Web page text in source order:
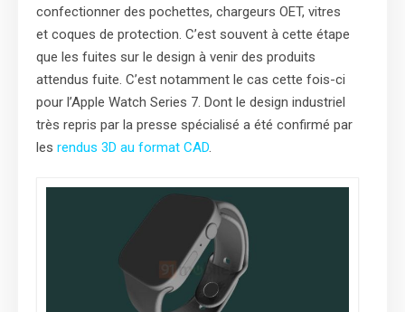
confectionner des pochettes, chargeurs OET, vitres
et coques de protection. C’est souvent à cette étape
que les fuites sur le design à venir des produits
attendus fuite. C’est notamment le cas cette fois-ci
pour l’Apple Watch Series 7. Dont le design industriel
très repris par la presse spécialisé a été confirmé par
les rendus 3D au format CAD.